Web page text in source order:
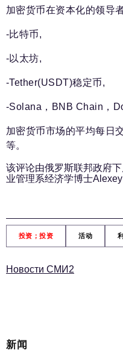
加密货币在资本化的领导
-比特币,
-以太坊,
-Tether(USDT)稳定币,
-Solana，BNB Chain，
加密货币市场的平均每日
等。
该评论由俄罗斯联邦政府
业管理系经济学博士Alexey
投资；投资 活动
Новости СМИ2
新闻